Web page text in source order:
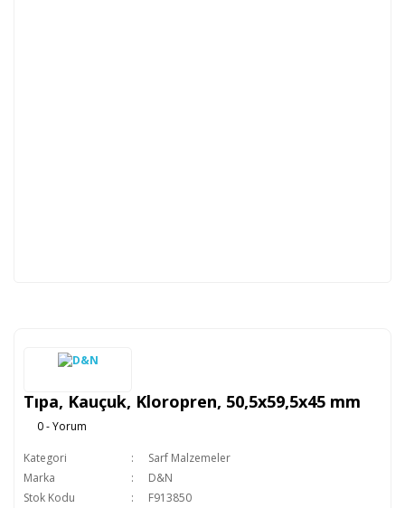
Tıpa, Kauçuk, Kloropren, 50,5x59,5x45 mm
0 - Yorum
Kategori
Sarf Malzemeler
Marka
D&N
Stok Kodu
F913850